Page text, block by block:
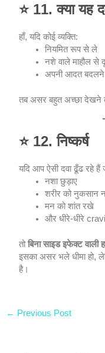
⭐ 11. क्या यह
हाँ, यदि कोई व्यक्ति:
नियमित रूप से ले
नशे वाले माहौल से
अपनी आदत बदलने
तब असर बहुत अच्छा देखने
⭐ 12. निष्कर्ष
यदि आप ऐसी दवा ढूँढ रहे हैं
नशा छुड़ाए
शरीर को नुकसान
मन को शांत रखे
और धीरे-धीरे
तोबिना साइड इफेक्ट वाली
इसका असर भले धीमा हो,
है।
← Previous Post